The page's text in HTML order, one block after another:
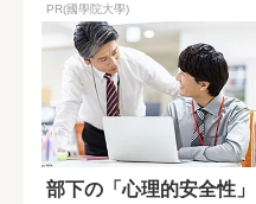
PR(國學院大學)
部下の「心理的安全性」